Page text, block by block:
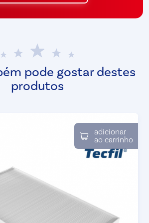
pode gostar destes
produtos
adicionar
ao carrinho